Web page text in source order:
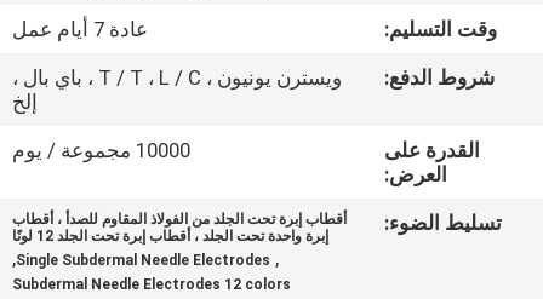
اتصل
وقت التسليم:
عادة 7 أيام عمل
شروط الدفع:
ويسترن يونيون ، T / T ، L / C ، باي بال ،
إلخ
القدرة على
العرض:
10000 مجموعة / يوم
تسليط الضوء:
أقطاب إبرة تحت الجلد من الفولاذ المقاوم للصدأ ، أقطاب
إبرة واحدة تحت الجلد ، أقطاب إبرة تحت الجلد 12 لونًا
,
Single Subdermal Needle Electrodes
,
Subdermal Needle Electrodes 12 colors